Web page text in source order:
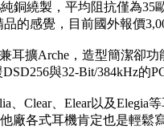
銅繞製，平均阻抗僅為
的感覺，目前國外報價
耳擴Arche，造型簡潔卻功
與32-Bit/384kHz的
、Clear、Elear以及Elegia
廠各式耳機肯定也是輕鬆